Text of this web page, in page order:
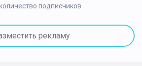
подписчиков
рекламу